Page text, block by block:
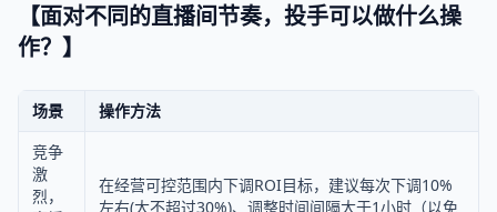
【面对不同的直播间节奏，投手可以做什么操
作？】
场景
操作方法
竞争
激
烈，
在经营可控范围内下调ROI目标，建议每次下调10%
左右(大不超过30%)、调整时间间隔大于1小时（以免